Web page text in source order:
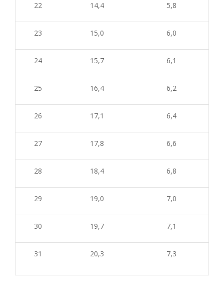
22 14,4 5,8
23 15,0 6,0
24 15,7 6,1
25 16,4 6,2
26 17,1 6,4
27 17,8 6,6
28 18,4 6,8
29 19,0 7,0
30 19,7 7,1
31 20,3 7,3